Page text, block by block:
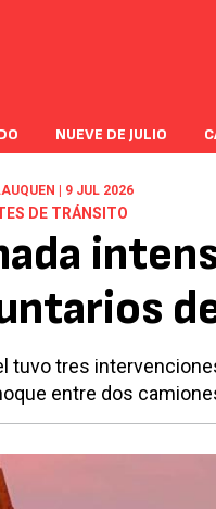
NUEVE DE JULIO
| 9 JUL 2026
DE TRÁNSITO
tuvo tres
entre dos